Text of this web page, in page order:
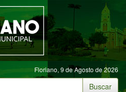
Floriano, 9 de Agosto de 2026
Buscar